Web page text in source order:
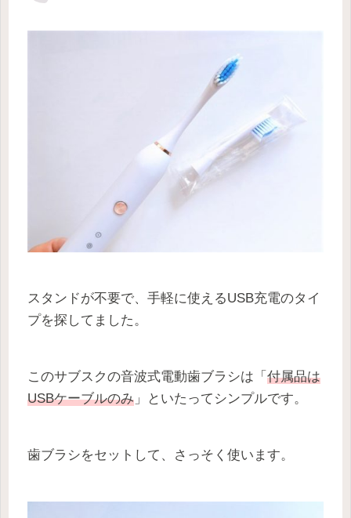
スタンドが不要で、手軽に使えるUSB充電のタイ
プを探してました。
このサブスクの音波式電動歯ブラシは「 付属品は
USBケーブルのみ 」といたってシンプルです。
歯ブラシをセットして、さっそく使います。